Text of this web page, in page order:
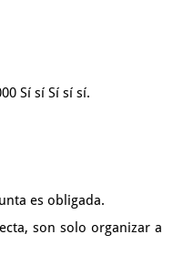
Sí sí Sí sí sí.
es obligada.
son solo organizar a